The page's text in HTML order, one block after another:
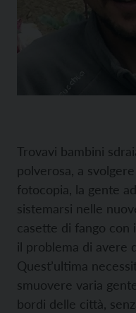
Trovavi bambini
polverosa, a
fotocopia, la gente
sistemarsi nelle
casette di fango con
il problema di avere
Quest’ultima
smuovere varia
bordi delle città,